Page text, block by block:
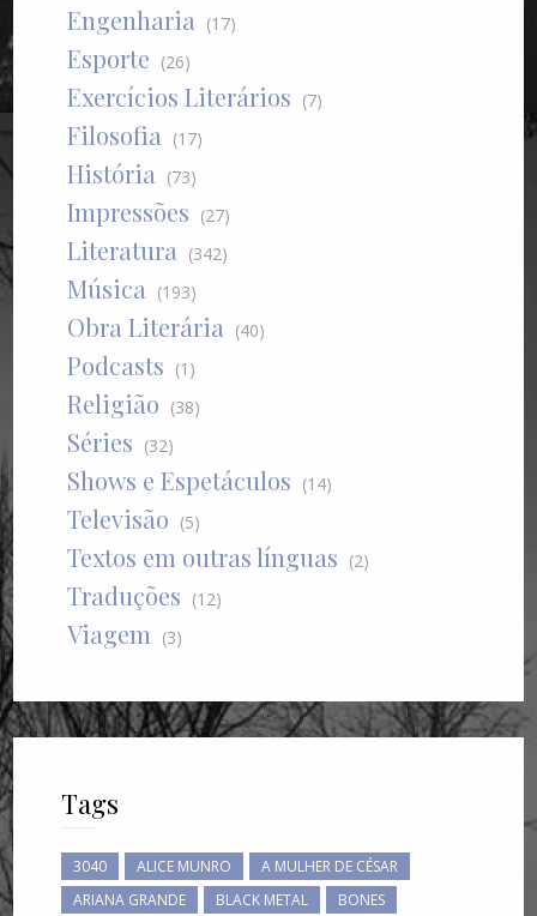
Engenharia (17)
Esporte (26)
Exercícios Literários (7)
Filosofia (17)
História (73)
Impressões (27)
Literatura (342)
Música (193)
Obra Literária (40)
Podcasts (1)
Religião (38)
Séries (32)
Shows e Espetáculos (14)
Televisão (5)
Textos em outras línguas (2)
Traduções (12)
Viagem (3)
Tags
3040 ALICE MUNRO
A MULHER DE CÉSAR
ARIANA GRANDE
BLACK METAL
BONES